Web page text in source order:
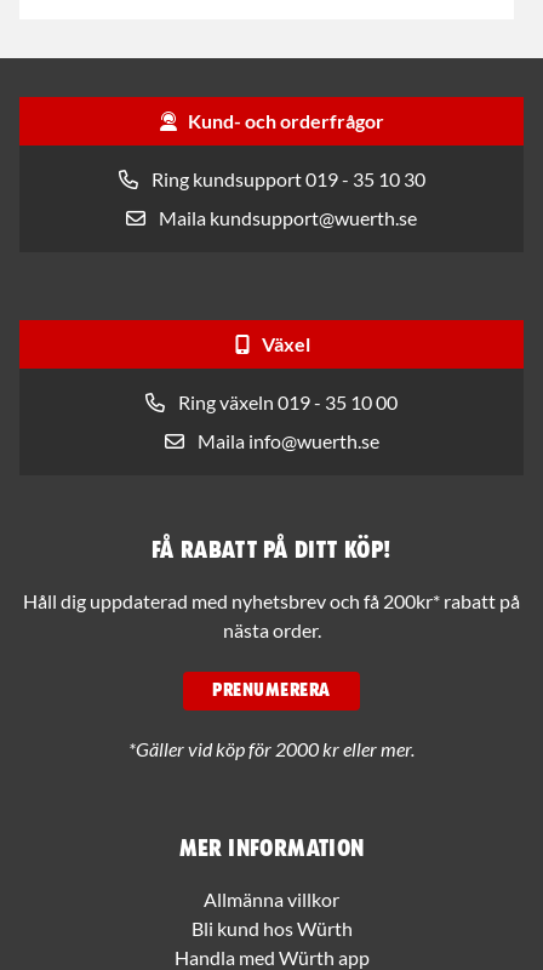
Kund- och orderfrågor
Ring kundsupport 019 - 35 10 30
Maila kundsupport@wuerth.se
Växel
Ring växeln 019 - 35 10 00
Maila info@wuerth.se
Mer information
Allmänna villkor
Bli kund hos Würth
Handla med Würth app
Få rabatt på ditt köp!
Håll dig uppdaterad med nyhetsbrev och få 200kr* rabatt på
nästa order.
PRENUMERERA
*Gäller vid köp för 2000 kr eller mer.